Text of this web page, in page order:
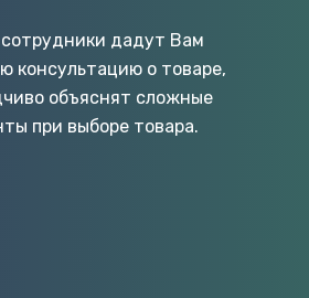
дадут Вам
консультацию о товаре,
объяснят сложные
при выборе товара.